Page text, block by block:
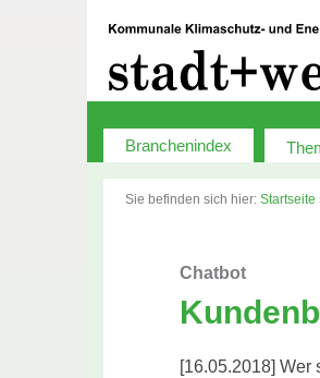
Branchenindex
Sie befinden sich hier: Startseite
Chatbot
[16.05.2018] Wer